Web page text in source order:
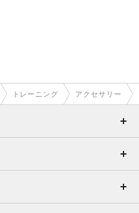
トレーニング アクセサリー